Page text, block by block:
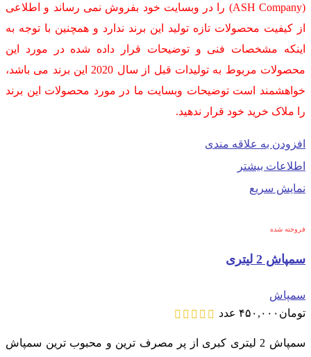
(ASH Company) را در وبسایت خود بفروش نمی رساند و اطلاعی
از کیفیت محصولات تازه تولید این برند ندارد و همچنین با توجه به
اینکه مشخصات فنی و توضیحات قرار داده شده در مورد این
محصولات مربوط به تولیدات قبل از سال 2020 این برند می باشد،
خواهشمند است توضیحات وبسایت ما در مورد محصولات این برند
را ملاک خرید خود قرار ندهید.
افزودن به علاقه مندی
اطلاعات بیشتر
نمایش سریع
فروخته شده
سمپاش 2 لیتری
سمپاش
تومان ۴۵۰,۰۰۰ عدد
سمپاش 2 لیتری کبری از پر مصرف ترین و محبوب ترین سمپاش